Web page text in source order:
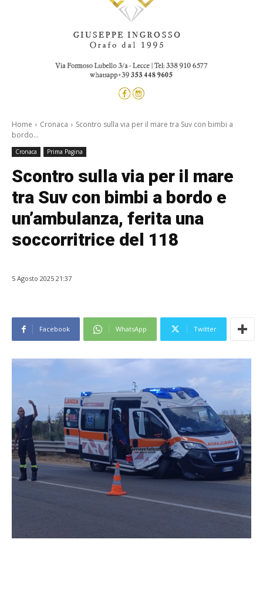
Home Cronaca
Scontro sulla via per il mare tra Suv con bimbi a
bordo...
Cronaca Prima Pagina
Scontro sulla via per il mare
tra Suv con bimbi a bordo e
un’ambulanza, ferita una
soccorritrice del 118
5 Agosto 2025 21:37
Facebook WhatsApp Twitter